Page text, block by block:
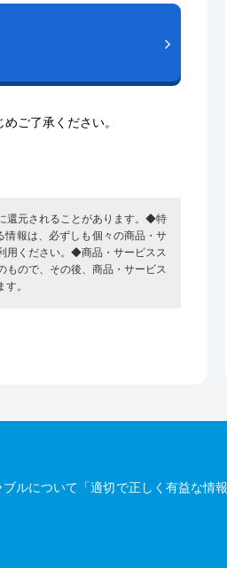
ご了承ください。
還元されることがあります。◆特
報は、必ずしも個々の商品・サ
用ください。◆商品・サービスス
ので、その後、商品・サービス
。
について「適切で正しく有益な情